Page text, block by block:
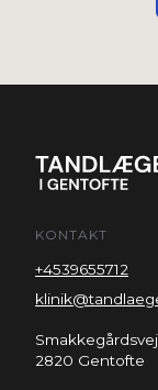
KONTAKT
+4539655712
Smakkegårdsvej
2820 Gentofte